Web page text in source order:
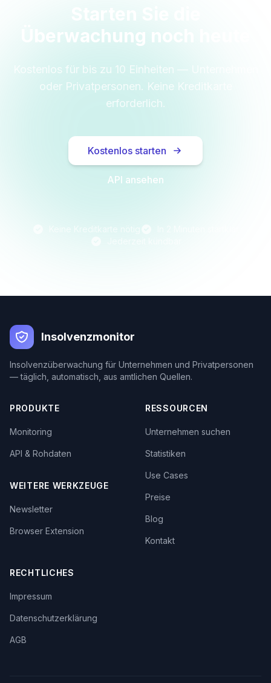
Überwachung noch heute
Kostenlos für bis zu 10 Einheiten — Unternehmen
oder Privatpersonen. Keine Kreditkarte
erforderlich.
Kostenlos starten
API ansehen
Insolvenzmonitor
Insolvenzüberwachung für Unternehmen und Privatpersonen
— täglich, automatisch, aus amtlichen Quellen.
PRODUKTE
Monitoring
API & Rohdaten
WEITERE WERKZEUGE
Newsletter
Browser Extension
RESSOURCEN
Unternehmen suchen
Statistiken
Use Cases
Preise
Blog
Kontakt
RECHTLICHES
Impressum
Datenschutzerklärung
AGB